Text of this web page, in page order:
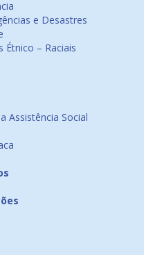
e Desastres
Étnico – Raciais
Assistência Social